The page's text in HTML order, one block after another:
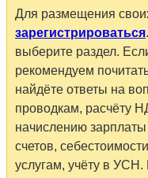
Для размещения
зарегистрироваться
выберите раздел.
рекомендуем
найдёте ответы на
проводкам, расчёту
начислению
счетов,
услугам, учёту в УСН.